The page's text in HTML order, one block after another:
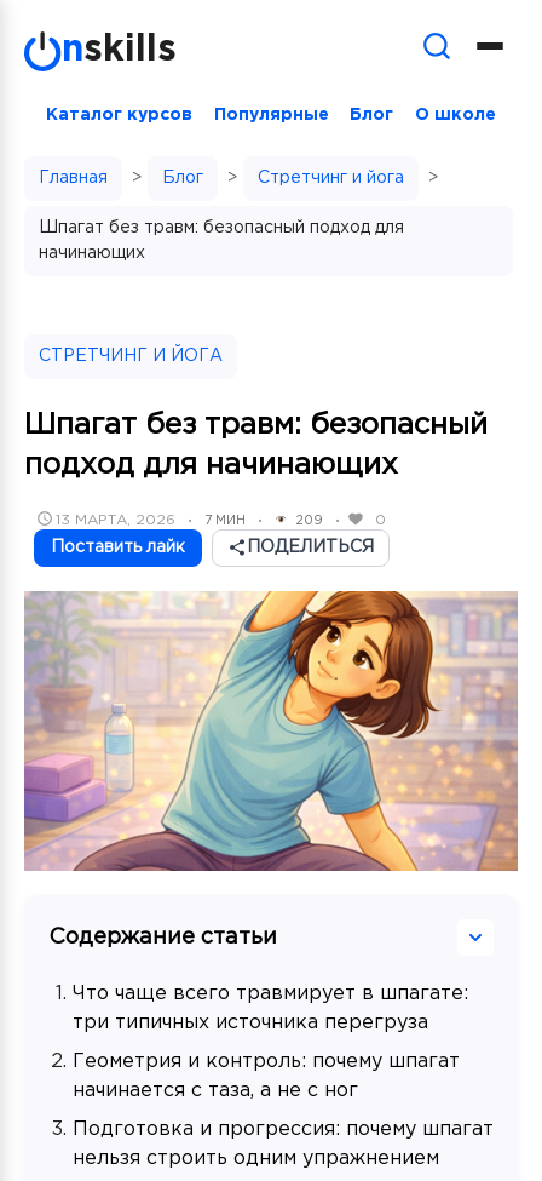
nskills
Каталог курсов Популярные Блог О школе
Главная > Блог > Стретчинг и йога >
Шпагат без травм: безопасный подход для
начинающих
СТРЕТЧИНГ И ЙОГА
Шпагат без травм: безопасный
подход для начинающих
POSTED
ON
13 МАРТА, 2026 • 7 МИН • 209 • 0
Поставить лайк ПОДЕЛИТЬСЯ
Содержание статьи
Что чаще всего травмирует в шпагате:
три типичных источника перегруза
Геометрия и контроль: почему шпагат
начинается с таза, а не с ног
Подготовка и прогрессия: почему шпагат
нельзя строить одним упражнением